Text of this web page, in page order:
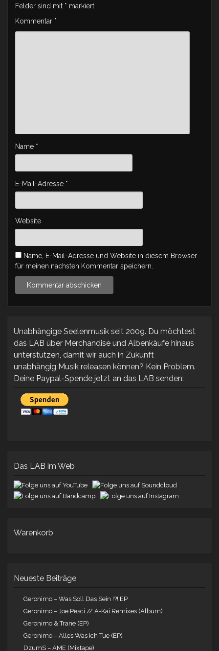
Felder sind mit * markiert
Kommentar *
Name *
E-Mail-Adresse *
Website
Name, E-Mail-Adresse und Website in diesem Browser
für meinen nächsten Kommentar speichern.
Unabhängige Seelenmusik seit 2009. Du möchtest
das LAB über Merchandise und Albenkäufe hinaus
unterstützen, damit wir auch in Zukunft
unabhängig Musik releasen können? Kein Problem.
Deine Paypal-Spende jetzt an das LAB senden:
Das LAB im Web
Warenkorb
Neueste Beiträge
Geronimo – Was Soll Das Sein !?! EP
Geronimo – Joe Pesci // A-Kai Remixes (Album)
Geronimo & Trane (EP)
Geronimo – Alles Was Ich Tue (EP)
DzumS – AME (Mixtape)